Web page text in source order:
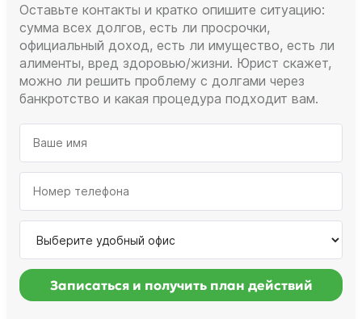
Оставьте контакты и кратко опишите ситуацию:
сумма всех долгов, есть ли просрочки,
официальный доход, есть ли имущество, есть ли
алименты, вред здоровью/жизни. Юрист скажет,
можно ли решить проблему с долгами через
банкротство и какая процедура подходит вам.
Записаться и получить план действий